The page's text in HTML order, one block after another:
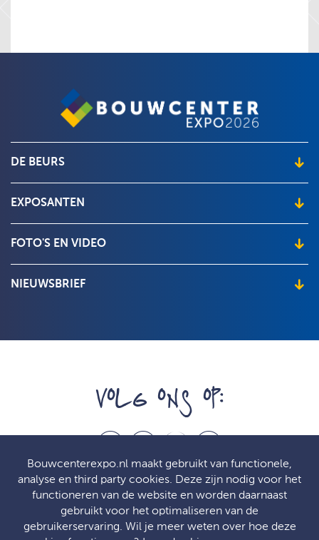
DE BEURS
Beursplattegrond
Over de beurs
EXPOSANTEN
FOTO'S EN VIDEO
NIEUWSBRIEF
VOLG ONS OP:
f t l p
© Bouwcenter 2026
Bouwcenterexpo.nl maakt gebruikt van functionele,
analyse en third party cookies. Deze zijn nodig voor het
functioneren van de website en worden daarnaast
gebruikt voor het optimaliseren van de
gebruikerservaring. Wil je meer weten over hoe deze